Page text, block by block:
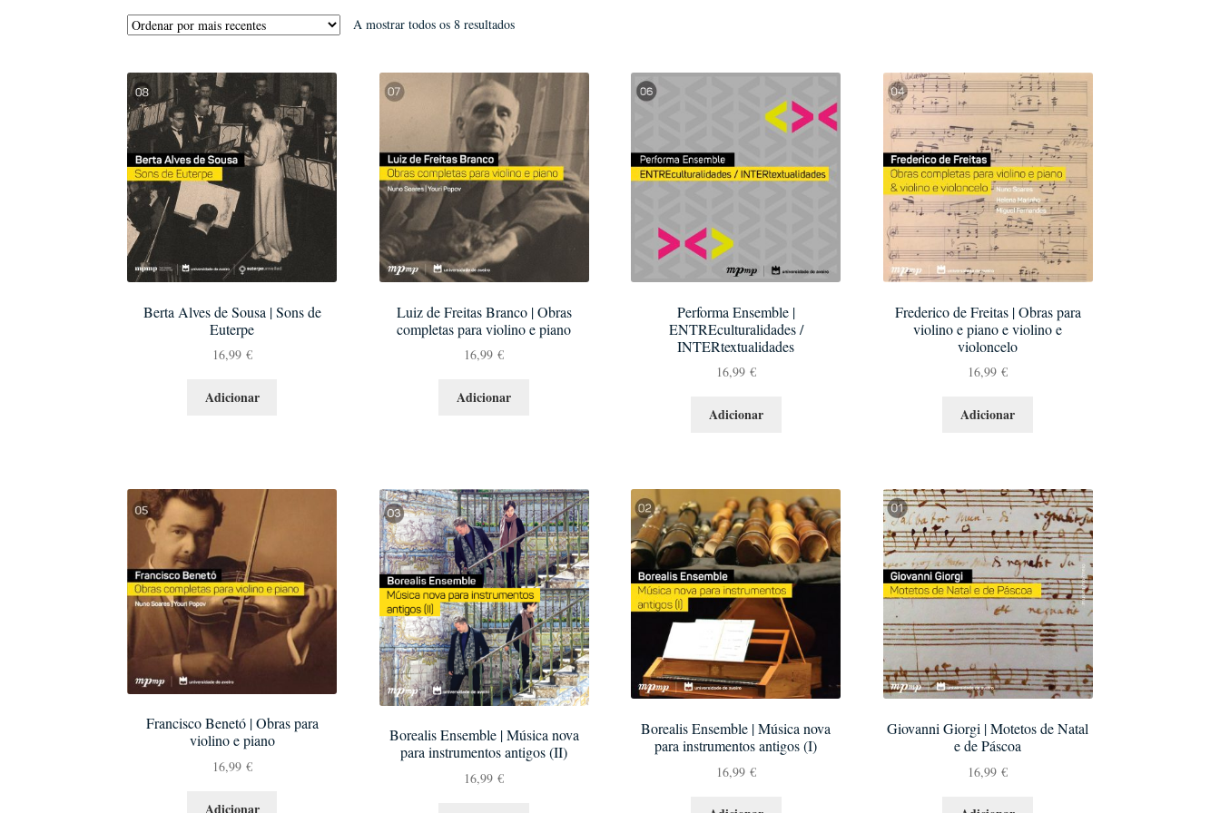
A mostrar todos os 8 resultadosOrdenado
recentes
Berta Alves de Sousa | Sons de
Euterpe
16,99 €
Adicionar
Luiz de Freitas Branco | Obras
completas para violino e piano
16,99€
Adicionar
Performa Ensemble |
ENTREculturalidades /
INTERtextualidades
16,99 €
Adicionar
Frederico de Freitas | Obras para
violino e piano e violino e
violoncelo
16,99€
Adicionar
Francisco Benetó | Obras para
violino e piano
16,99 €
Adicionar
Borealis Ensemble | Música nova
para instrumentos antigos (II)
16,99€
Borealis Ensemble | Música nova
para instrumentos antigos (I)
16,99 €
Giovanni Giorgi | Motetos de Natal
e de Páscoa
16,99€